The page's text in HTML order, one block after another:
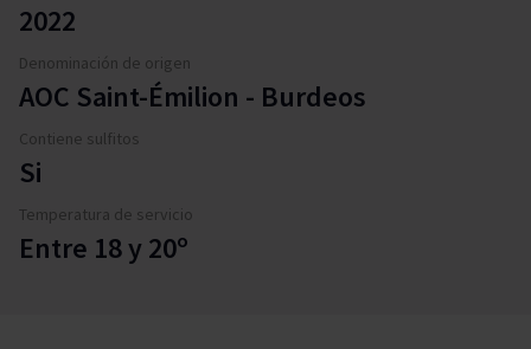
2022
Denominación de origen
AOC Saint-Émilion - Burdeos
Contiene sulfitos
Si
Temperatura de servicio
Entre 18 y 20º